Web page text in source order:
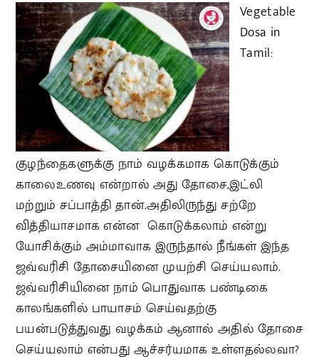
Vegetable
Dosa in
Tamil:
குழந்தைகளுக்கு நாம் வழக்கமாக கொடுக்கும்
காலைஉணவு என்றால் அது தோசை,இட்லி
மற்றும் சப்பாத்தி தான்.அதிலிருந்து சற்றே
வித்தியாசமாக என்ன கொடுக்கலாம் என்று
யோசிக்கும் அம்மாவாக இருந்தால் நீங்கள் இந்த
ஜவ்வரிசி தோசையினை முயற்சி செய்யலாம்.
ஜவ்வரிசியினை நாம் பொதுவாக பண்டிகை
காலங்களில் பாயாசம் செய்வதற்கு
பயன்படுத்துவது வழக்கம் ஆனால் அதில் தோசை
செய்யலாம் என்பது ஆச்சர்யமாக உள்ளதல்லவா?